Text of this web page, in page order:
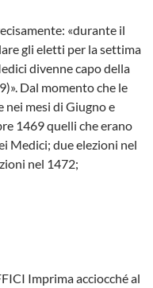
«durante il
gli eletti per la settima
divenne capo della
Dal momento che le
mesi di Giugno e
1469 quelli che erano
Medici; due elezioni nel
nel 1472;
Imprima acciocché al